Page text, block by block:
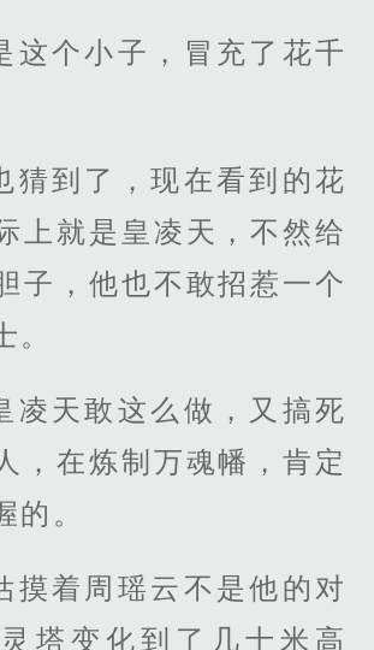
这个小子，冒充了花千
猜到了，现在看到的花
上就是皇凌天，不然给
子，他也不敢招惹一个
。
凌天敢这么做，又搞死
，在炼制万魂幡，肯定
的。
摸着周瑶云不是他的对
塔变化到了几十米高